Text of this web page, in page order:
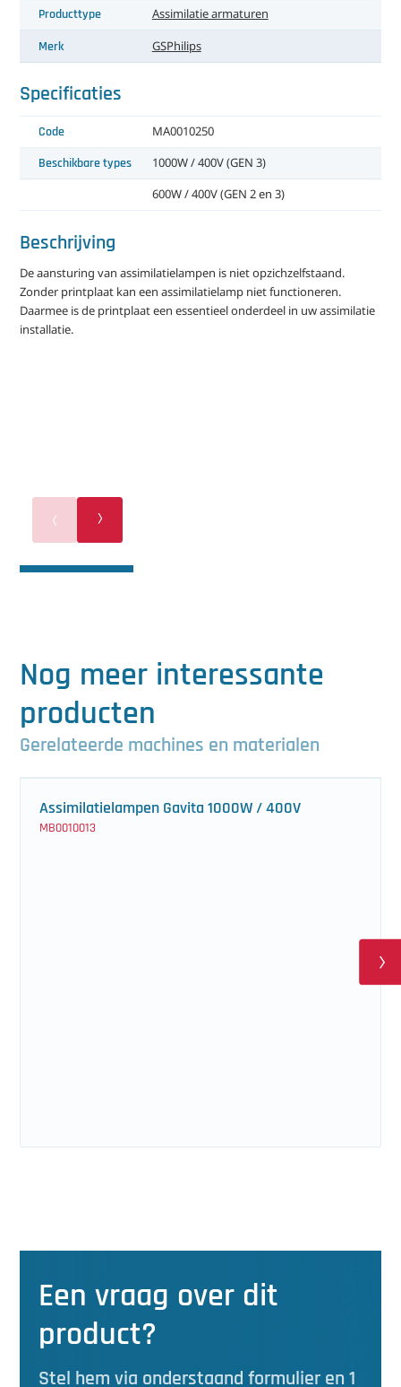
Ventilatoren
Laatst toegevoegd
Producttype Assimilatie armaturen
Merk GSPhilips
Specificaties
Code MA0010250
Beschikbare types
1000W / 400V (GEN 3)
600W / 400V (GEN 2 en 3)
Beschrijving
De aansturing van assimilatielampen is niet opzichzelfstaand.
Zonder printplaat kan een assimilatielamp niet functioneren.
Daarmee is de printplaat een essentieel onderdeel in uw assimilatie
installatie.
Nog meer interessante
producten
Gerelateerde machines en materialen
Assimilatielampen Gavita 1000W / 400V
MB0010013
Een vraag over dit
product?
Stel hem via onderstaand formulier en 1